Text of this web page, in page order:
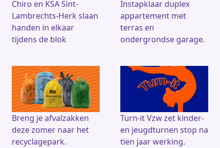
Chiro en KSA Sint-
Lambrechts-Herk slaan
handen in elkaar
tijdens de blok
Instapklaar duplex
appartement met
terras en
ondergrondse garage.
Breng je afvalzakken
deze zomer naar het
recyclagepark.
Turn-it Vzw zet kinder-
en jeugdturnen stop na
tien jaar werking.